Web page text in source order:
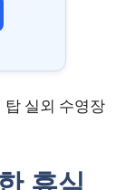
휴식